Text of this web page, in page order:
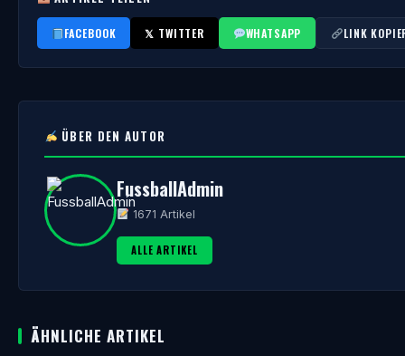
FACEBOOK 𝕏 TWITTER WHATSAPP LINK
ÜBER DEN AUTOR
FussballAdmin
1671 Artikel
ALLE ARTIKEL
ÄHNLICHE ARTIKEL